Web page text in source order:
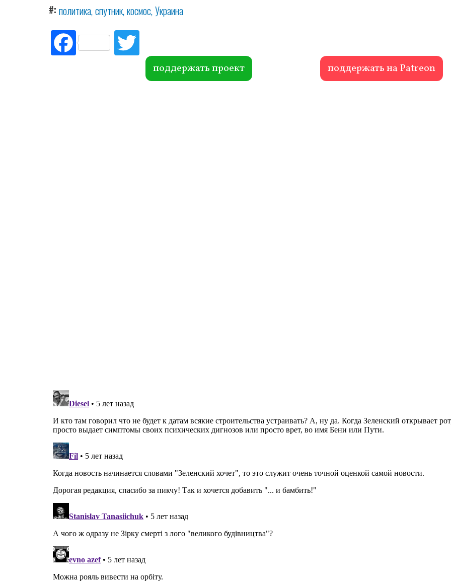
# политика спутник космос Украина
Fac
ebo itte
r поддержать проект поддержать на Patreon